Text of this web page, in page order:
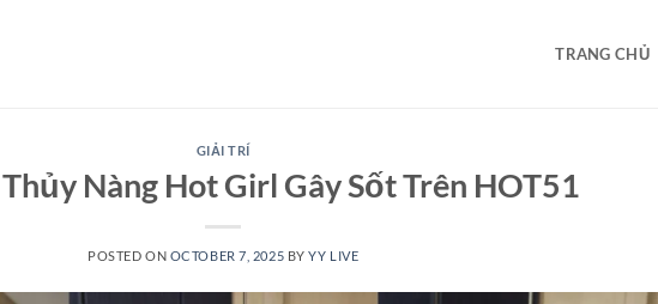
TRANG CHỦ
GIẢI TRÍ
Nàng Hot Girl Gây Sốt Trên HOT51
POSTED ON OCTOBER 7, 2025 BYYY LIVE